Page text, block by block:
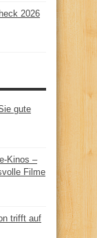
2026
gute
Kinos –
Filme
trifft auf